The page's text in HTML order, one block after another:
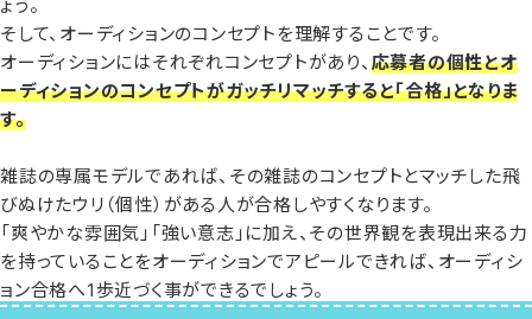
ょう。
そして、オーディションのコンセプトを理解することです。
オーディションにはそれぞれコンセプトがあり、 応募者の個性とオ
ーディションのコンセプトがガッチリマッチすると「合格」となりま
す。
雑誌の専属モデルであれば、その雑誌のコンセプトとマッチした飛
びぬけたウリ（個性）がある人が合格しやすくなります。
「爽やかな雰囲気」「強い意志」に加え、その世界観を表現出来る力
を持っていることをオーディションでアピールできれば、オーディシ
ョン合格へ1歩近づく事ができるでしょう。